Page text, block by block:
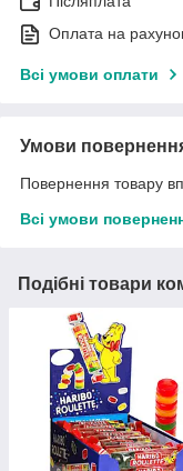
Оплата на
Всі умови оплати
Умови
Повернення товару
Всі умови
Подібні товари